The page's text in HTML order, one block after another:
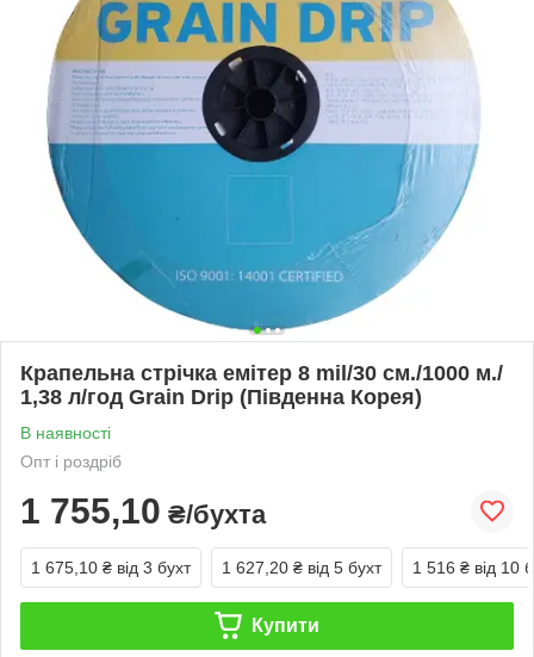
Крапельна стрічка емітер 8 mil/30 см./1000 м./
1,38 л/год Grain Drip (Південна Корея)
В наявності
Опт і роздріб
1 755,10 ₴/бухта
1 675,10 ₴ від 3 бухт 1 627,20 ₴ від 5 бухт 1 516 ₴ від 10
Купити